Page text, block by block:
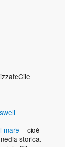
mare – cioè
storica.